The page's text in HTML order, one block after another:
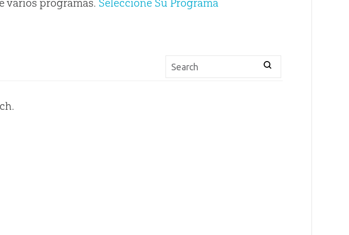
varios programas. Seleccione Su Programa